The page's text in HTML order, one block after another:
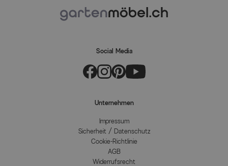
Social Media
Unternehmen
Impressum
Sicherheit / Datenschutz
Cookie-Richtlinie
AGB
Widerrufsrecht